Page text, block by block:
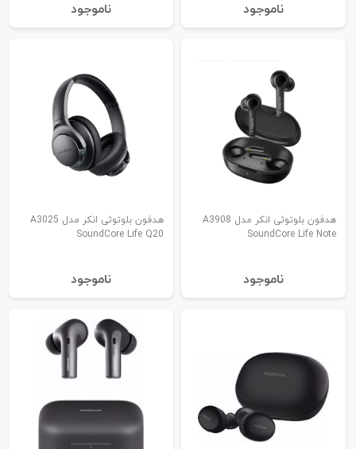
نا‌موجود نا‌موجود
هدفون بلوتوثی انکر مدل A3908
SoundCore Life Note
نا‌موجود
هدفون بلوتوثی انکر مدل A3025
SoundCore Life Q20
نا‌موجود